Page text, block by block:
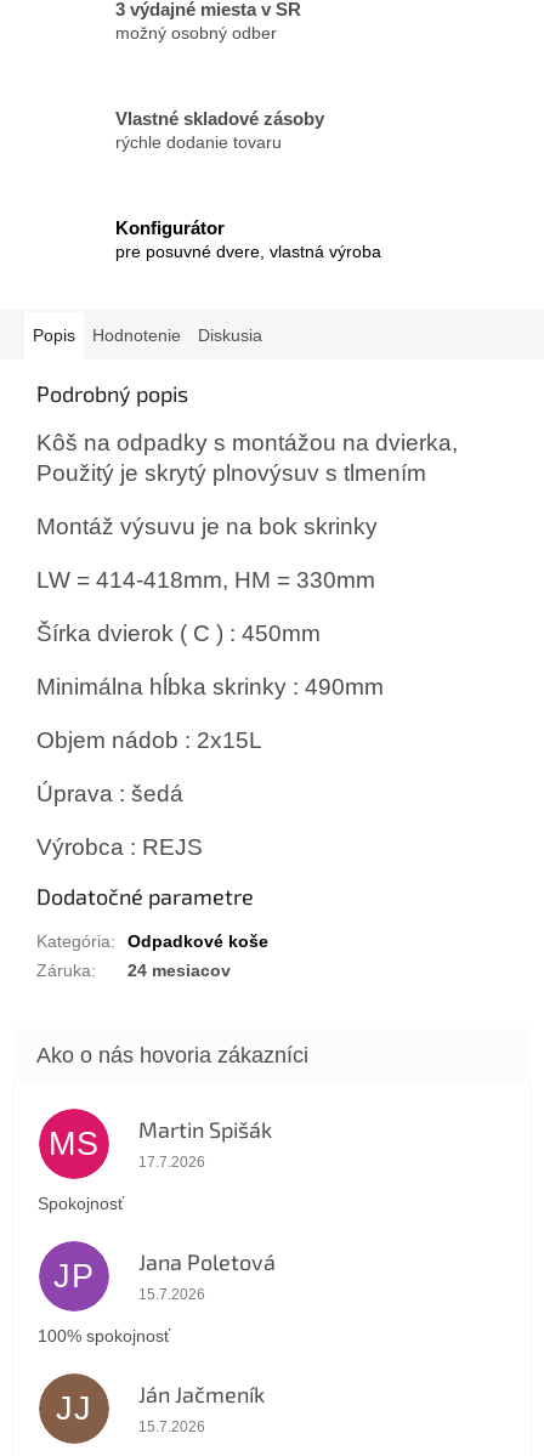
3 výdajné miesta v SR
možný osobný odber
Vlastné skladové zásoby
rýchle dodanie tovaru
Konfigurátor
pre posuvné dvere, vlastná výroba
Popis Hodnotenie Diskusia
Podrobný popis
Kôš na odpadky s montážou na dvierka,
Použitý je skrytý plnovýsuv s tlmením
Montáž výsuvu je na bok skrinky
LW = 414-418mm, HM = 330mm
Šírka dvierok ( C ) : 450mm
Minimálna hĺbka skrinky : 490mm
Objem nádob : 2x15L
Úprava : šedá
Výrobca : REJS
Dodatočné parametre
Kategória:
Odpadkové koše
Záruka: 24 mesiacov
MS Martin Spišák
Hodnotenie obchodu je 5 z 5 hviezdičiek.
17.7.2026
Spokojnosť
JP Jana Poletová
Hodnotenie obchodu je 5 z 5 hviezdičiek.
15.7.2026
100% spokojnosť
JJ Ján Jačmeník
Hodnotenie obchodu je 5 z 5 hviezdičiek.
15.7.2026